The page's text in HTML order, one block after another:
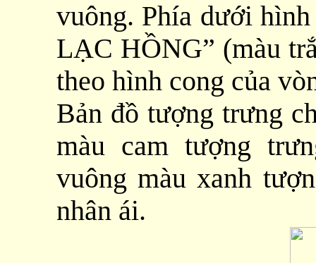
vuông. Phía dưới
LẠC HỒNG” (màu
theo hình cong của
Bản đồ tượng trưng
màu cam tượng
vuông màu xanh
nhân ái.